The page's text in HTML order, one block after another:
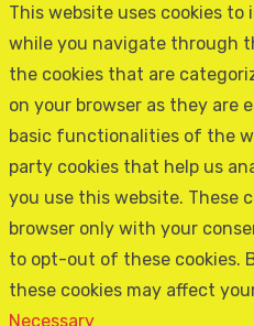
This website uses cookies to
while you navigate through
the cookies that are
on your browser as they are
basic functionalities of the
party cookies that help us
you use this website. These
browser only with your
to opt-out of these cookies.
these cookies may affect
Necessary